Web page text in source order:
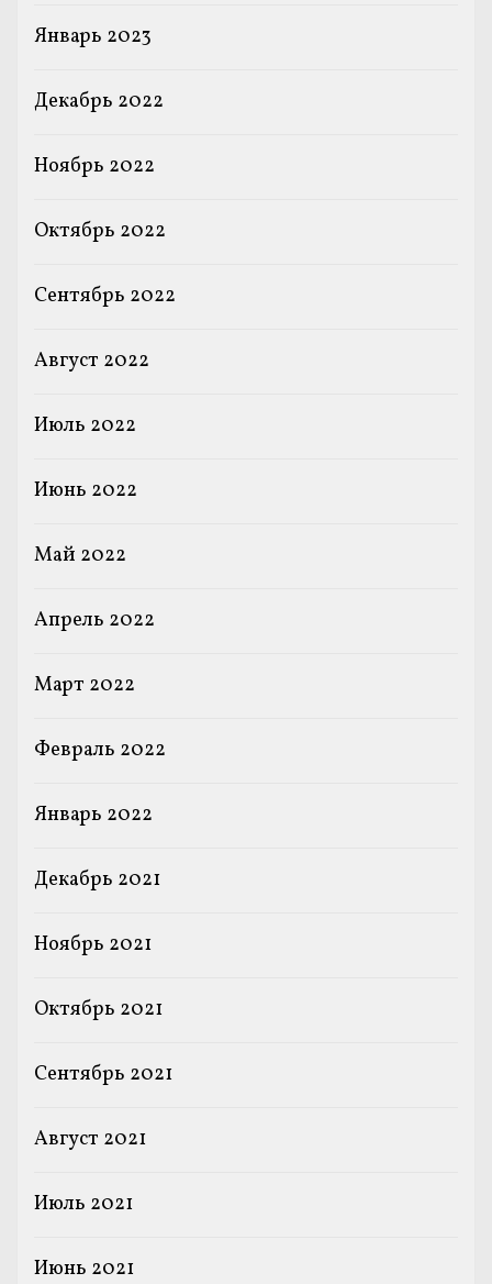
Январь 2023
Декабрь 2022
Ноябрь 2022
Октябрь 2022
Сентябрь 2022
Август 2022
Июль 2022
Июнь 2022
Май 2022
Апрель 2022
Март 2022
Февраль 2022
Январь 2022
Декабрь 2021
Ноябрь 2021
Октябрь 2021
Сентябрь 2021
Август 2021
Июль 2021
Июнь 2021